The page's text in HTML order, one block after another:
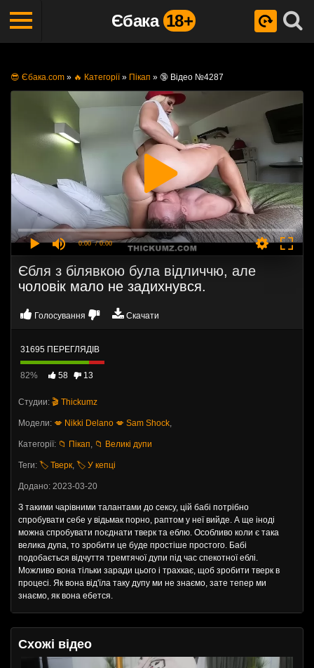
Єбака 18+
😎 Єбака.com » 🔥 Категорії» Пікап » 🔞 Відео №4287
0:00 / 0:00
Єбля з білявкою була відличчю, але
чоловік мало не задихнувся.
Голосування Скачати
31695 ПЕРЕГЛЯДІВ
82% 58 13
Студии: 🎬 Thickumz
Модели: 💋 Nikki Delano 💋 Sam Shock,
Категорії: 📁 Пікап, 📁 Великі дупи
Теги: 🏷️ Тверк, 🏷️ У кепці
Додано: 2023-03-20
З такими чарівними талантами до сексу, цій бабі потрібно
спробувати себе у відьмак порно, раптом у неї вийде. А ще іноді
можна спробувати поєднати тверк та еблю. Особливо коли є така
велика дупа, то зробити це буде простіше простого. Бабі
подобається відчуття тремтячої дупи під час спекотної еблі.
Можливо вона тільки заради цього і трахкає, щоб зробити тверк в
процесі. Як вона від'їла таку дупу ми не знаємо, зате тепер ми
знаємо, як вона ебется.
Схожі відео